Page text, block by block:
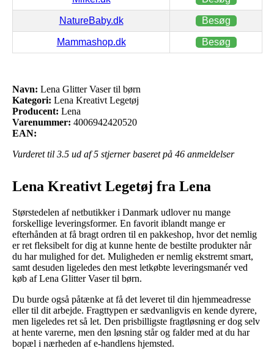
NatureBaby.dk Besøg
Mammashop.dk Besøg
Navn: Lena Glitter Vaser til børn
Kategori: Lena Kreativt Legetøj
Producent: Lena
Varenummer: 4006942420520
EAN:
Vurderet til 3.5 ud af 5 stjerner baseret på 46 anmeldelser
Lena Kreativt Legetøj fra Lena
Størstedelen af netbutikker i Danmark udlover nu mange
forskellige leveringsformer. En favorit iblandt mange er
efterhånden at få bragt ordren til en pakkeshop, hvor det nemlig
er ret fleksibelt for dig at kunne hente de bestilte produkter når
du har mulighed for det. Muligheden er nemlig ekstremt smart,
samt desuden ligeledes den mest letkøbte leveringsmanér ved
køb af Lena Glitter Vaser til børn.
Du burde også påtænke at få det leveret til din hjemmeadresse
eller til dit arbejde. Fragttypen er sædvanligvis en kende dyrere,
men ligeledes ret så let. Den prisbilligste fragtløsning er dog selv
at hente varerne, men den løsning står og falder med at du har
bopæl i nærheden af e-handlens hjemsted.